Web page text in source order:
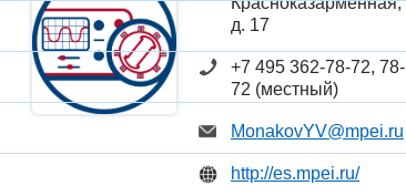
д. 17
+7 495 362-78-72, 78-
72 (местный)
MonakovYV@mpei.ru
http://es.mpei.ru/